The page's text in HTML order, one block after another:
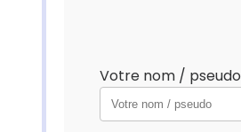
Votre nom / pseudo